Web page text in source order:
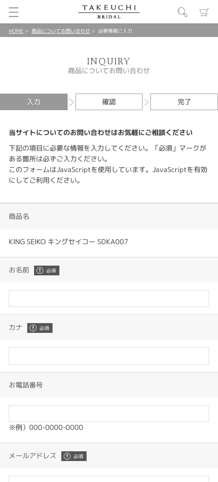
HOME 商品についてお問い合わせ 必要情報ご入力
INQUIRY
商品についてお問い合わせ
入力 確認 完了
当サイトについてのお問い合わせはお気軽にご相談ください
下記の項目に必要な情報を入力してください。「必須」マークが
ある箇所は必ずご入力ください。
このフォームはJavaScriptを使用しています。JavaScriptを有効
にしてご利用ください。
商品名
KING SEIKO キングセイコー SDKA007
お名前
カナ
お電話番号
※例）000-0000-0000
メールアドレス